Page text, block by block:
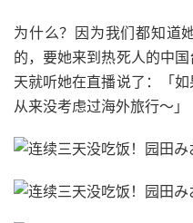
为什么？因为我们都知道
的，要她来到热死人的中
天就听她在直播说了：「
从来没考虑过海外旅行～」